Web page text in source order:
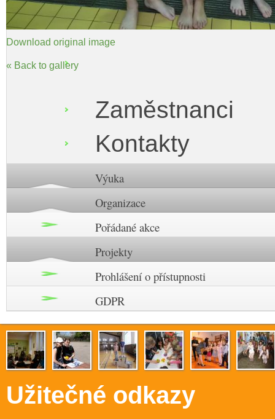
Download original image
« Back to gallery
Zaměstnanci
Kontakty
Výuka
Organizace
Pořádané akce
Projekty
Prohlášení o přístupnosti
GDPR
Užitečné odkazy